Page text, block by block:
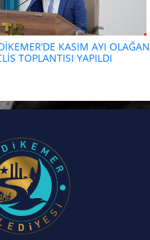
KASIM AYI OLAĞAN
TOPLANTISI YAPILDI